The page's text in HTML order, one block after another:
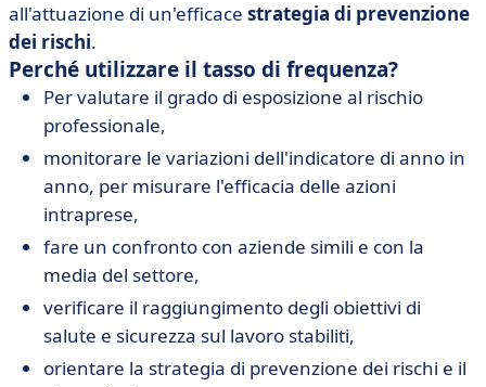
all'attuazione di un'efficace strategia di prevenzione
dei rischi.
Perché utilizzare il tasso di frequenza?
Per valutare il grado di esposizione al rischio
professionale,
monitorare le variazioni dell'indicatore di anno in
anno, per misurare l'efficacia delle azioni
intraprese,
fare un confronto con aziende simili e con la
media del settore,
verificare il raggiungimento degli obiettivi di
salute e sicurezza sul lavoro stabiliti,
orientare la strategia di prevenzione dei rischi e il